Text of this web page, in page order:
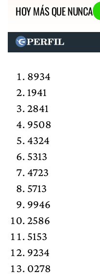
HOY MÁS QUE NUNCA
8934
1941
2841
9508
4324
5313
4723
5713
9946
2586
5153
9234
0278